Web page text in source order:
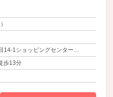
を心掛けて参ります。
14-1ショッピングセンター
歩13分